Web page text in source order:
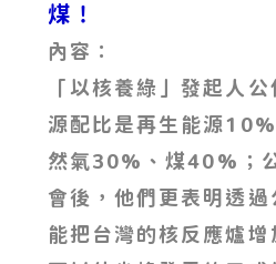
煤！
內容：
「以核養綠」發起人
源配比是再生能源
然氣30%、煤40%；
會後，他們更表明透
能把台灣的核反應爐